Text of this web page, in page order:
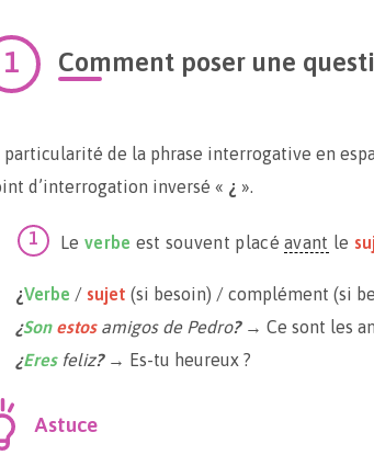
Comment poser une
particularité de la phrase interrogative en
d’interrogation inversé « ¿ ».
Le verbe est souvent placéavant le
¿Verbe / sujet (si besoin) / complément (si
¿Son estosamigos de Pedro?→ Ce sont les
¿Eresfeliz?→ Es-tu heureux ?
Astuce